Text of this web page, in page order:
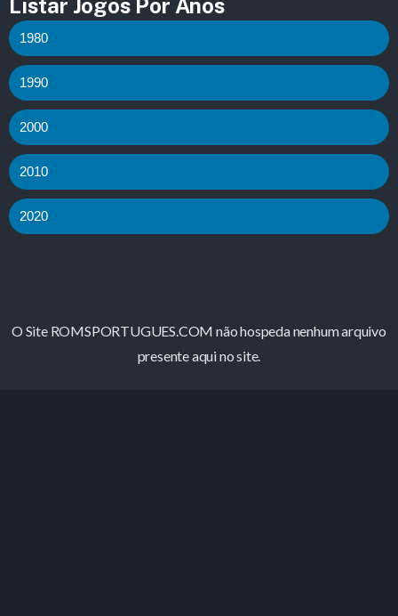
Listar Jogos Por Anos
1980
1990
2000
2010
2020
O Site ROMSPORTUGUES.COM não hospeda nenhum arquivo
presente aqui no site.